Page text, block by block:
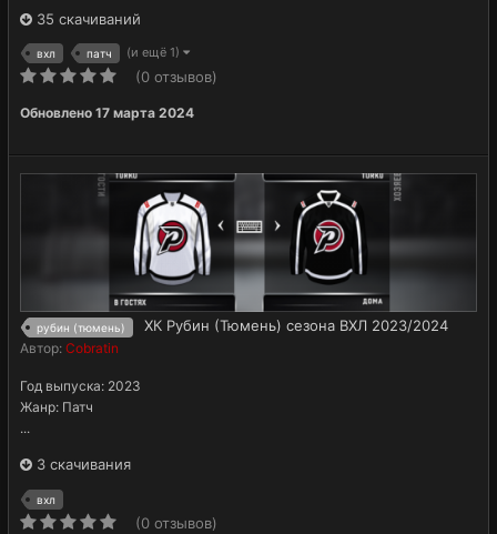
35 скачиваний
вхл патч (и ещё 1)
(0 отзывов)
Обновлено 17 марта 2024
рубин (тюмень) ХК Рубин (Тюмень) сезона ВХЛ 2023/2024
Автор: Cobratin
Год выпуска: 2023
Жанр: Патч
...
3 скачивания
вхл
(0 отзывов)